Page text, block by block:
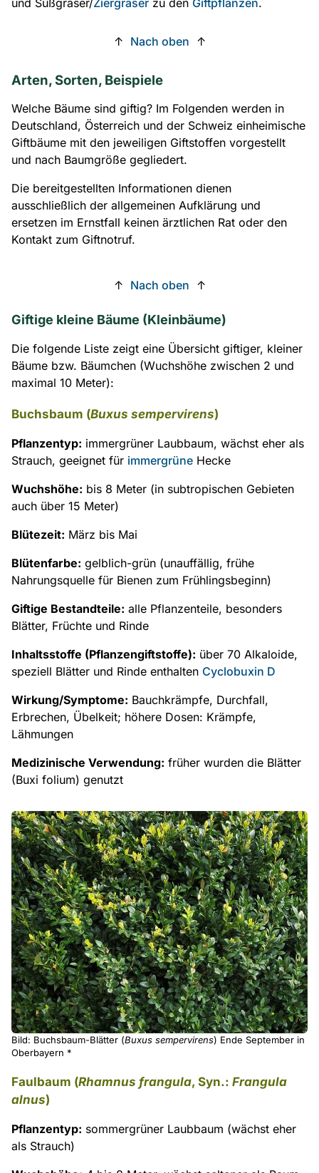
und Süßgräser/Ziergräser zu den Giftpflanzen.
↑ Nach oben ↑
Arten, Sorten, Beispiele
Welche Bäume sind giftig? Im Folgenden werden in
Deutschland, Österreich und der Schweiz einheimische
Giftbäume mit den jeweiligen Giftstoffen vorgestellt
und nach Baumgröße gegliedert.
Die bereitgestellten Informationen dienen
ausschließlich der allgemeinen Aufklärung und
ersetzen im Ernstfall keinen ärztlichen Rat oder den
Kontakt zum Giftnotruf.
↑ Nach oben ↑
Giftige kleine Bäume (Kleinbäume)
Die folgende Liste zeigt eine Übersicht giftiger, kleiner
Bäume bzw. Bäumchen (Wuchshöhe zwischen 2 und
maximal 10 Meter):
Buchsbaum (Buxus sempervirens)
Pflanzentyp: immergrüner Laubbaum, wächst eher als
Strauch, geeignet für immergrüne Hecke
Wuchshöhe: bis 8 Meter (in subtropischen Gebieten
auch über 15 Meter)
Blütezeit: März bis Mai
Blütenfarbe: gelblich-grün (unauffällig, frühe
Nahrungsquelle für Bienen zum Frühlingsbeginn)
Giftige Bestandteile: alle Pflanzenteile, besonders
Blätter, Früchte und Rinde
Inhaltsstoffe (Pflanzengiftstoffe): über 70 Alkaloide,
speziell Blätter und Rinde enthalten Cyclobuxin D
Wirkung/Symptome: Bauchkrämpfe, Durchfall,
Erbrechen, Übelkeit; höhere Dosen: Krämpfe,
Lähmungen
Medizinische Verwendung: früher wurden die Blätter
(Buxi folium) genutzt
Bild: Buchsbaum-Blätter (Buxus sempervirens) Ende September in
Oberbayern *
Faulbaum (Rhamnus frangula, Syn.: Frangula
alnus)
Pflanzentyp: sommergrüner Laubbaum (wächst eher
als Strauch)